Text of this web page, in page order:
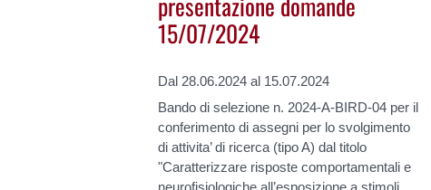
15/07/2024
Dal 28.06.2024 al 15.07.2024
Bando di selezione n. 2024-A-BIRD-04 per il
conferimento di assegni per lo svolgimento
di attivita’ di ricerca (tipo A) dal titolo
"Caratterizzare risposte comportamentali e
neurofisiologiche all’esposizione a stimoli